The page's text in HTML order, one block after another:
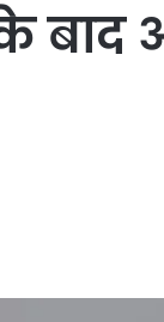
बाद